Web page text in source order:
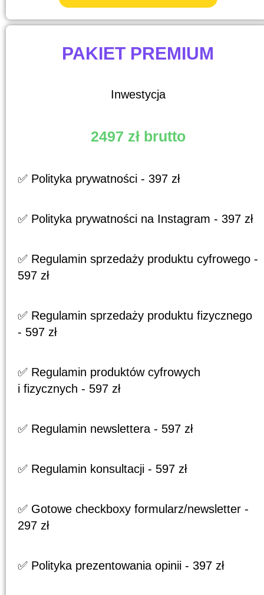
PAKIET PREMIUM
Inwestycja
2497 zł brutto
✅ Polityka prywatności - 397 zł
✅ Polityka prywatności na Instagram - 397 zł
✅ Regulamin sprzedaży produktu cyfrowego -
597 zł
✅ Regulamin sprzedaży produktu fizycznego
- 597 zł
✅ Regulamin produktów cyfrowych
i fizycznych - 597 zł
✅ Regulamin newslettera - 597 zł
✅ Regulamin konsultacji - 597 zł
✅ Gotowe checkboxy formularz/newsletter -
297 zł
✅ Polityka prezentowania opinii - 397 zł